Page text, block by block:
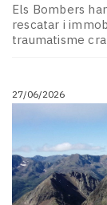
Els Bombers
rescatar i
traumatisme
27/06/2026